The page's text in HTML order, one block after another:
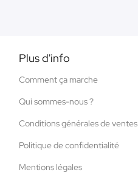
Plus d'info
Comment ça marche
Qui sommes-nous ?
Conditions générales de ventes
Politique de confidentialité
Mentions légales